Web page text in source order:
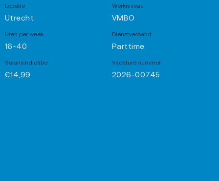
Locatie
Utrecht
Werkniveau
VMBO
Uren per week
16-40
Dienstverband
Parttime
Salarisindicatie
€14,99
Vacature nummer
2026-00745